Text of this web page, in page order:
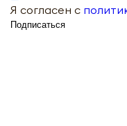
Я согласен с
Подписаться